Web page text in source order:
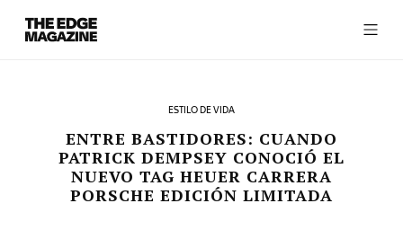
RECENT ARTICLES
The
Edge
Magazine
ESTILO DE VIDA
ENTRE BASTIDORES: CUANDO
PATRICK DEMPSEY CONOCIÓ EL
NUEVO TAG HEUER CARRERA
PORSCHE EDICIÓN LIMITADA